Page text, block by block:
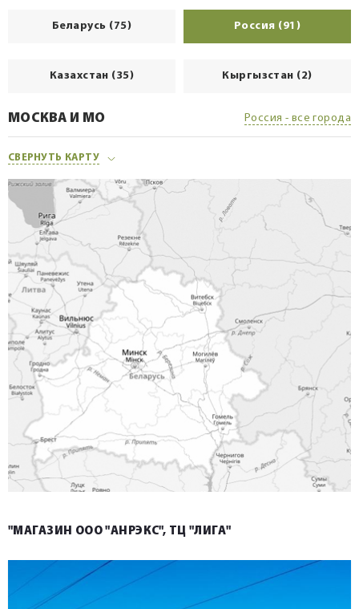
Беларусь (75) Россия (91)
Казахстан (35) Кыргызстан (2)
МОСКВА И МО Россия - все города
СВЕРНУТЬ КАРТУ
"МАГАЗИН ООО "АНРЭКС", ТЦ "ЛИГА"